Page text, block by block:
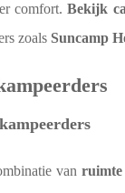
comfort.Bekijk
zoals Suncamp
vanruimte